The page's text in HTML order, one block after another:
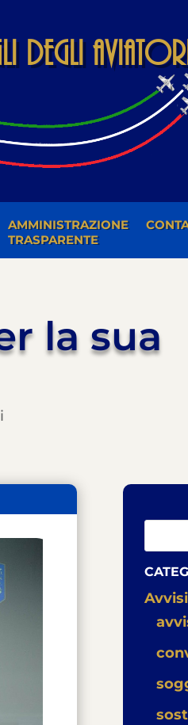
degli
AMMINISTRAZIONE
TRASPARENTE
la sua